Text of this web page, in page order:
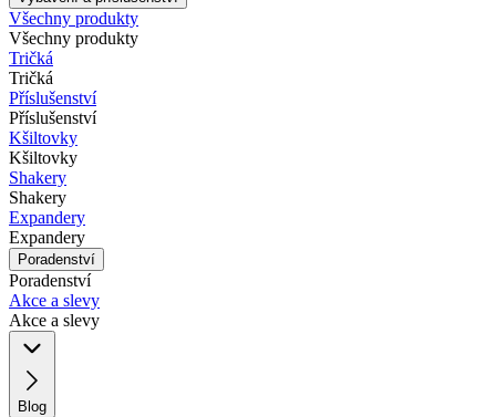
Všechny produkty
Všechny produkty
Tričká
Tričká
Příslušenství
Příslušenství
Kšiltovky
Kšiltovky
Shakery
Shakery
Expandery
Expandery
Poradenství
Poradenství
Akce a slevy
Akce a slevy
Blog